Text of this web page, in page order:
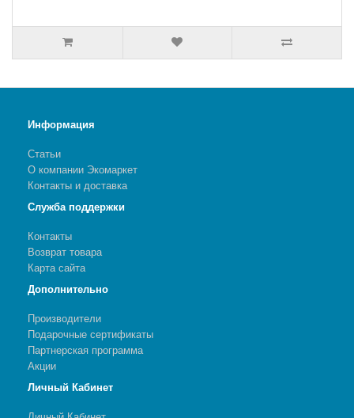
Информация
Статьи
О компании Экомаркет
Контакты и доставка
Служба поддержки
Контакты
Возврат товара
Карта сайта
Дополнительно
Производители
Подарочные сертификаты
Партнерская программа
Акции
Личный Кабинет